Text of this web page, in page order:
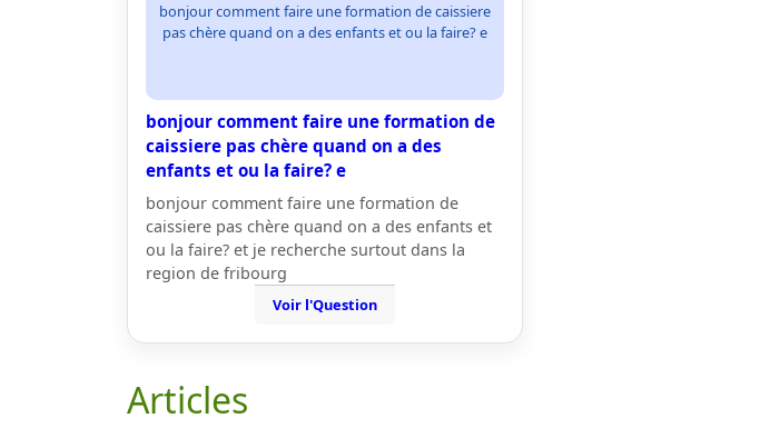
bonjour comment faire une formation de caissiere
pas chère quand on a des enfants et ou la faire? e
bonjour comment faire une formation de
caissiere pas chère quand on a des
enfants et ou la faire? e
bonjour comment faire une formation de
caissiere pas chère quand on a des enfants et
ou la faire? et je recherche surtout dans la
region de fribourg
Voir l'Question
Articles